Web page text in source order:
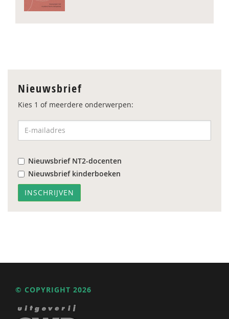
Nieuwsbrief
Kies 1 of meerdere onderwerpen:
Nieuwsbrief NT2-docenten
Nieuwsbrief kinderboeken
© COPYRIGHT 2026